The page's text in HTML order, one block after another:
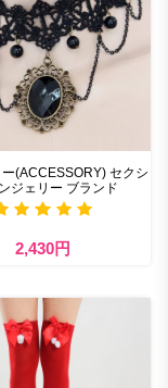
(ACCESSORY) セクシ
ジェリー ブランド
2,430円